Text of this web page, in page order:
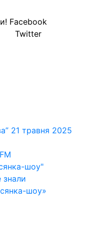
Facebook
Twitter
21 травня 2025
шоу"
знали
шоу»